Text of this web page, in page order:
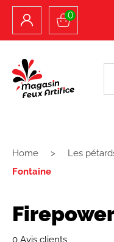
0
Home Les
Fontaine
0 Avis clients